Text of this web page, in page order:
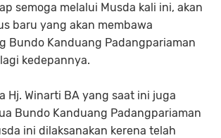
semoga melalui Musda kali ini, akan
baru yang akan membawa
Bundo Kanduang Padangpariaman
kedepannya.
Hj. Winarti BA yang saat ini juga
Bundo Kanduang Padangpariaman
ini dilaksanakan kerena telah